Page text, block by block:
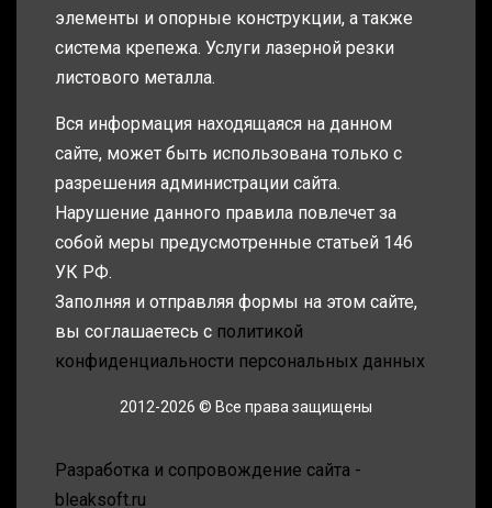
элементы и опорные конструкции, а также
система крепежа. Услуги лазерной резки
листового металла.
Вся информация находящаяся на данном
сайте, может быть использована только с
разрешения администрации сайта.
Нарушение данного правила повлечет за
собой меры предусмотренные статьей 146
УК РФ.
Заполняя и отправляя формы на этом сайте,
вы соглашаетесь с политикой
конфиденциальности персональных данных
2012-2026 © Все права защищены
Разработка и сопровождение сайта -
bleaksoft.ru